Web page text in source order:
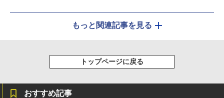
もっと関連記事を見る
トップページに戻る
おすすめ記事